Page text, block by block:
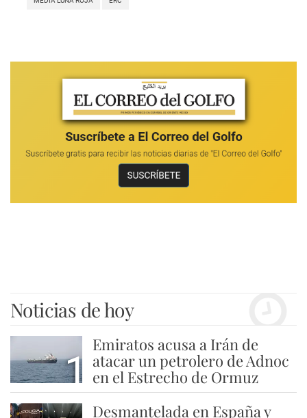
Noticias de hoy
1
Emiratos acusa a Irán de
atacar un petrolero de Adnoc
en el Estrecho de Ormuz
Desmantelada en España y